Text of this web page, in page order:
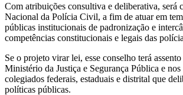
Com atribuições consultiva e deliberativa, será
Nacional da Polícia Civil, a fim de atuar em
públicas institucionais de padronização e
competências constitucionais e legais das
Se o projeto virar lei, esse conselho terá
Ministério da Justiça e Segurança Pública e nos
colegiados federais, estaduais e distrital que
políticas públicas.